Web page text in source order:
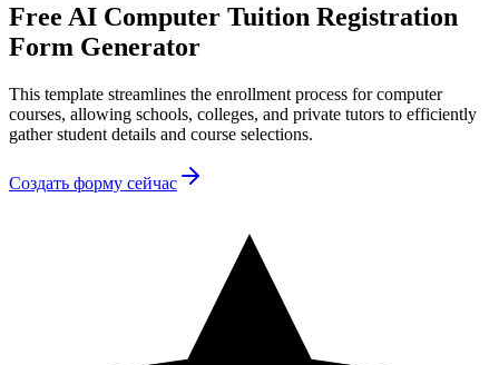
Free AI Computer Tuition Registration
Form Generator
This template streamlines the enrollment process for computer
courses, allowing schools, colleges, and private tutors to efficiently
gather student details and course selections.
Создать форму сейчас